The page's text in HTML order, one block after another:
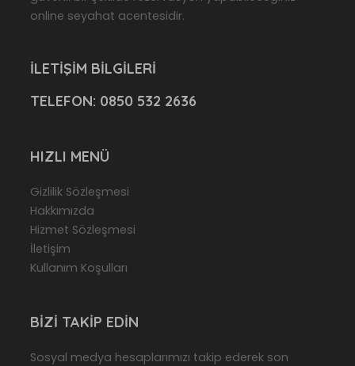
online seyahat acentesidir.
İLETIŞIM BILGILERI
TELEFON: 0850 532 2636
HIZLI MENÜ
Gizlilik Sözleşmesi
Hakkımızda
Hizmet Sözleşmesi
İletişim
Kullanım Koşulları
BIZI TAKIP EDIN
Sosyal medya hesaplarımızı takip ederek son